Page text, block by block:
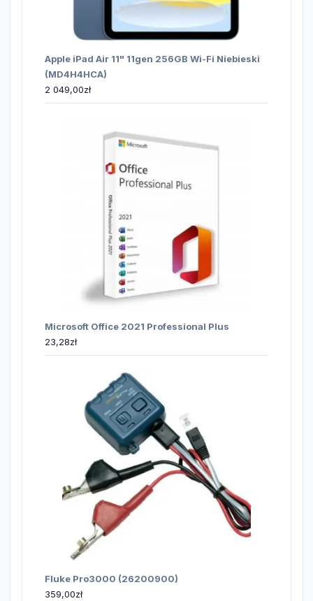
Apple iPad Air 11" 11gen 256GB Wi-Fi Niebieski
(MD4H4HCA)
2 049,00zł
Microsoft Office 2021 Professional Plus
23,28zł
Fluke Pro3000 (26200900)
359,00zł